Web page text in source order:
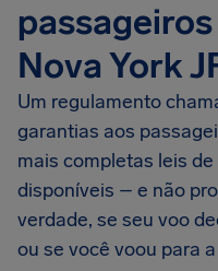
Nova York
Um regulamento
garantias aos
mais completas leis
disponíveis – e não
verdade, se seu voo
ou se você voou para